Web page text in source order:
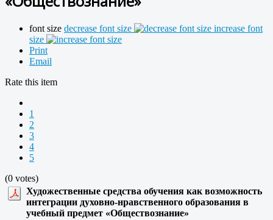
font size decrease font size
increase font
size
Print
Email
Rate this item
1
2
3
4
5
(0 votes)
Художественные средства обучения как возможность
интеграции духовно-нравственного образования в
учебный предмет «Обществознание»